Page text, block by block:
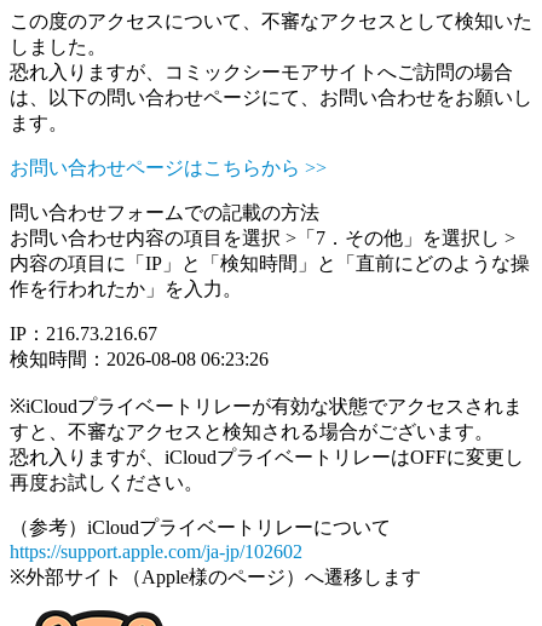
この度のアクセスについて、不審なアクセスとして検知いた
しました。
恐れ入りますが、コミックシーモアサイトへご訪問の場合
は、以下の問い合わせページにて、お問い合わせをお願いし
ます。
お問い合わせページはこちらから >>
問い合わせフォームでの記載の方法
お問い合わせ内容の項目を選択 >「7．その他」を選択し >
内容の項目に「IP」と「検知時間」と「直前にどのような操
作を行われたか」を入力。
IP：216.73.216.67
検知時間：2026-08-08 06:23:26
※iCloudプライベートリレーが有効な状態でアクセスされま
すと、不審なアクセスと検知される場合がございます。
恐れ入りますが、iCloudプライベートリレーはOFFに変更し
再度お試しください。
（参考）iCloudプライベートリレーについて
https://support.apple.com/ja-jp/102602
※外部サイト（Apple様のページ）へ遷移します